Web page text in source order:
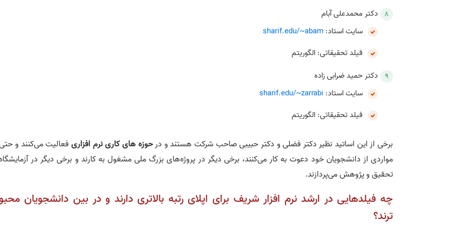
دکتر محمدعلی آبام
سایت استاد: sharif.edu/~abam
فیلد تحقیقاتی: الگوریتم
دکتر حمید ضرابی زاده
سایت استاد: sharif.edu/~zarrabi
فیلد تحقیقاتی: الگوریتم
برخی از این اساتید نظیر دکتر فضلی و دکتر حبیبی صاحب شرکت هستند و درحوزههای کارینرم‌ افزاریفعالیت می‌کنند و
مواردی از دانشجویان خود دعوت به کار می‌کنند، برخی دیگر در پروژه‌های بزرگ ملی مشغول به کارند و برخی دیگر در
تحقیق و پژوهش می‌پردازند.
چه فیلدهایی در ارشد نرم‌ افزار شریف برای اپلای رتبه بالاتری دارند و در بین دانشجویان
ترند؟